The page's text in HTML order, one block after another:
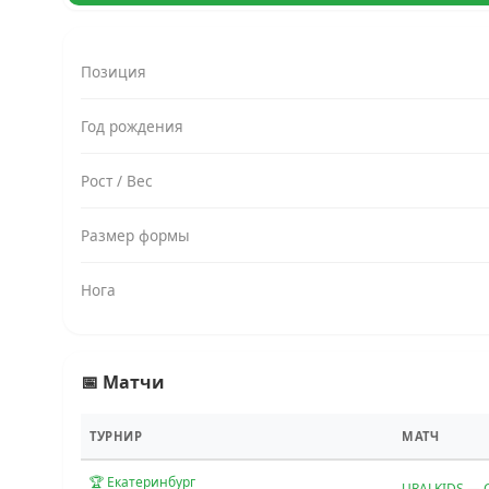
Позиция
Год рождения
Рост / Вес
Размер формы
Нога
📅 Матчи
ТУРНИР МАТЧ
🏆 Екатеринбург